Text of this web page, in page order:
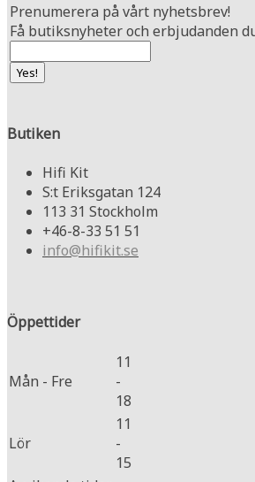
Prenumerera på vårt nyhetsbrev!
Få butiksnyheter och erbjudanden
Butiken
Hifi Kit
S:t Eriksgatan 124
113 31 Stockholm
+46-8-33 51 51
info@hifikit.se
Öppettider
Mån - Fre
11
-
18
Lör
11
-
15